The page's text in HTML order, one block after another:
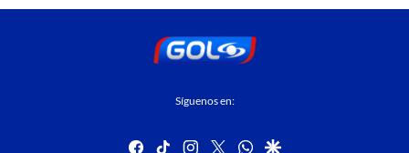
Síguenos en:
facebook
tiktok instagram
twitterwhatsapp
google